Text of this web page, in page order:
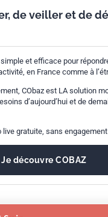
de veiller et de
et efficace pour
en France comme à
CObaz est LA solution
d’aujourd’hui et de
live gratuite, sans engagement
Je découvre COBAZ